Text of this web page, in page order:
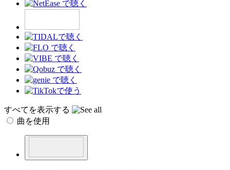
すべてを表示する
曲を使用